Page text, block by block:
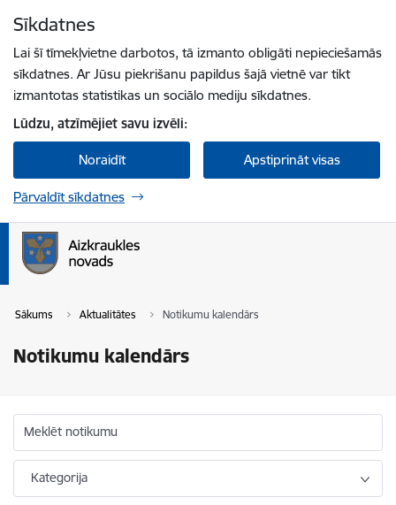
Sīkdatnes
Lai šī tīmekļvietne darbotos, tā izmanto obligāti nepieciešamās
sīkdatnes. Ar Jūsu piekrišanu papildus šajā vietnē var tikt
izmantotas statistikas un sociālo mediju sīkdatnes.
Lūdzu, atzīmējiet savu izvēli:
Noraidīt Apstiprināt visas
Pārvaldīt sīkdatnes
Sākums Aktualitātes Notikumu kalendārs
Notikumu kalendārs
Meklēt notikumu
Kategorija